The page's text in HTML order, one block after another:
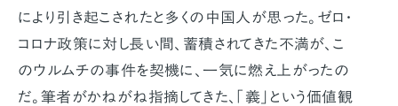
により引き起こされたと多くの中国人が思った。ゼロ・
コロナ政策に対し長い間、蓄積されてきた不満が、こ
のウルムチの事件を契機に、一気に燃え上がったの
だ。筆者がかねがね指摘してきた、「義」という価値観